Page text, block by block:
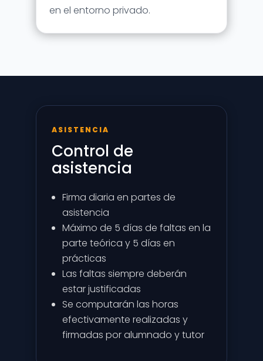
en el entorno privado.
ASISTENCIA
Control de
asistencia
Firma diaria en partes de
asistencia
Máximo de 5 días de faltas en la
parte teórica y 5 días en
prácticas
Las faltas siempre deberán
estar justificadas
Se computarán las horas
efectivamente realizadas y
firmadas por alumnado y tutor